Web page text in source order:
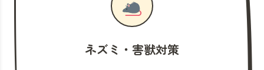
ネズミ・害獣対策